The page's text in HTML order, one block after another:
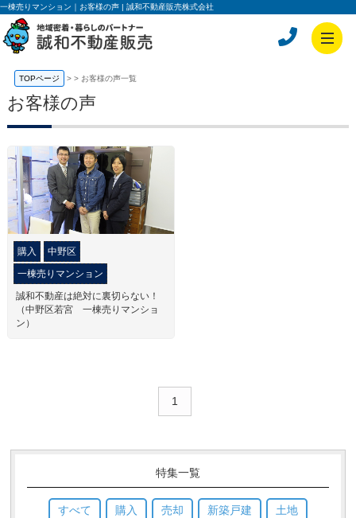
一棟売りマンション｜お客様の声 | 誠和不動産販売株式会社
TOPページ > お客様の声一覧
お客様の声
購入
中野区
一棟売りマンション
誠和不動産は絶対に裏切らない！
（中野区若宮 一棟売りマンショ
ン）
1
特集一覧
すべて 購入 売却 新築戸建 土地